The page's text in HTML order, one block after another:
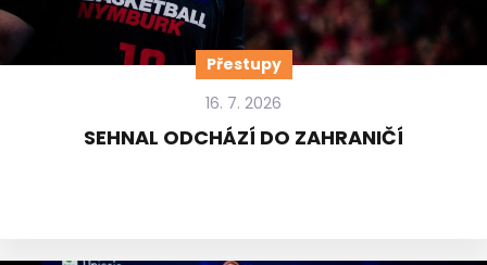
Přestupy
16. 7. 2026
SEHNAL ODCHÁZÍ DO ZAHRANIČÍ